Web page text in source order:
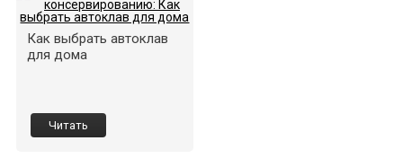
Как выбрать автоклав
для дома
Читать